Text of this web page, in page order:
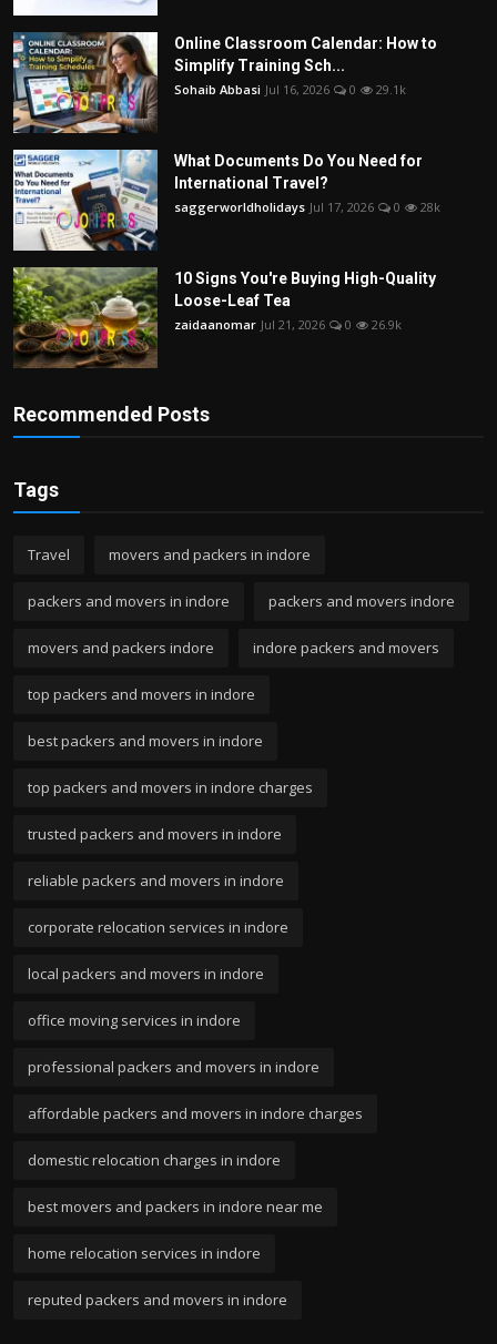
Online Classroom Calendar: How to
Simplify Training Sch...
Sohaib Abbasi Jul 16, 2026 0 29.1k
What Documents Do You Need for
International Travel?
saggerworldholidays Jul 17, 2026 0 28k
10 Signs You're Buying High-Quality
Loose-Leaf Tea
zaidaanomar Jul 21, 2026 0 26.9k
Recommended Posts
Tags
Travel movers and packers in indore
packers and movers in indore packers and movers indore
movers and packers indore indore packers and movers
top packers and movers in indore
best packers and movers in indore
top packers and movers in indore charges
trusted packers and movers in indore
reliable packers and movers in indore
corporate relocation services in indore
local packers and movers in indore
office moving services in indore
professional packers and movers in indore
affordable packers and movers in indore charges
domestic relocation charges in indore
best movers and packers in indore near me
home relocation services in indore
reputed packers and movers in indore